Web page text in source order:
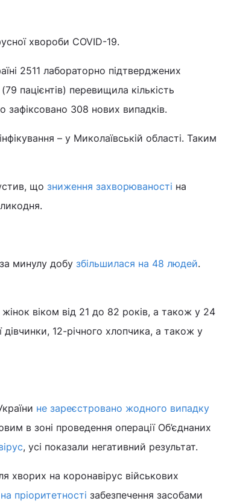
хвороби COVID-19.
2511 лабораторно підтверджених
пацієнтів) перевищила кількість
зафіксовано 308 нових випадків.
– у Миколаївській області. Таким
що зниження захворюваності на
минулу добу збільшилася на 48 людей.
віком від 21 до 82 років, а також у 24
дівчинки, 12-річного хлопчика, а також у
не зареєстровано жодного випадку
в зоні проведення операції Об’єднаних
, усі показали негативний результат.
хворих на коронавірус військових
на пріоритетності забезпечення засобами